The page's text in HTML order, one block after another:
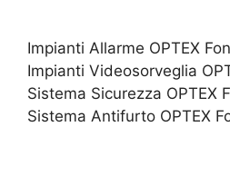
Impianti Allarme OPTEX
Impianti Videosorveglia
Sistema Sicurezza OPTEX
Sistema Antifurto OPTEX